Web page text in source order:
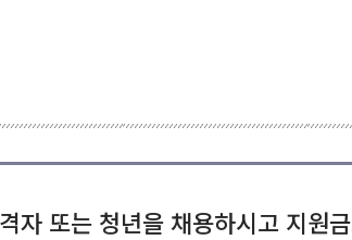
자 또는 청년을 채용하시고 지원